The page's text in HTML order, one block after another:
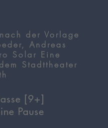
der Vorlage
Andreas
Solar Eine
Stadttheater
[9+]
Pause